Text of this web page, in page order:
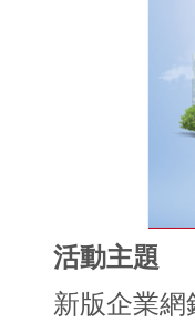
活動主題
新版企業網